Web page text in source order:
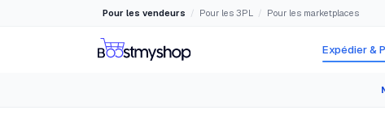
Pour les vendeurs / Pour les 3PL / Pour les marketplaces
Expédier &